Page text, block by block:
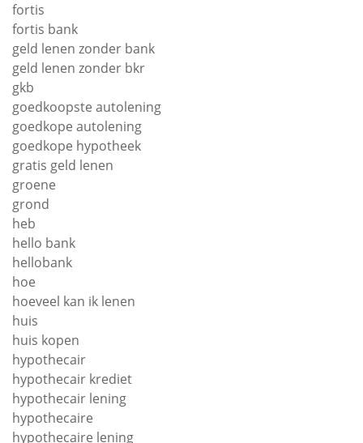
fortis
fortis bank
geld lenen zonder bank
geld lenen zonder bkr
gkb
goedkoopste autolening
goedkope autolening
goedkope hypotheek
gratis geld lenen
groene
grond
heb
hello bank
hellobank
hoe
hoeveel kan ik lenen
huis
huis kopen
hypothecair
hypothecair krediet
hypothecair lening
hypothecaire
hypothecaire lening